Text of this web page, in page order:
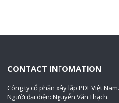
CONTACT INFOMATION
Công ty cổ phần xây lắp PDF Việt Nam.
Người đại diện: Nguyễn Văn Thạch.